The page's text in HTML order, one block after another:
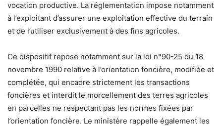
vocation productive. La réglementation impose notamment
à l’exploitant d’assurer une exploitation effective du terrain
et de l’utiliser exclusivement à des fins agricoles.
Ce dispositif repose notamment sur la loi n°90-25 du 18
novembre 1990 relative à l’orientation foncière, modifiée et
complétée, qui encadre strictement les transactions
foncières et interdit le morcellement des terres agricoles
en parcelles ne respectant pas les normes fixées par
l’orientation foncière. Le ministère rappelle également les